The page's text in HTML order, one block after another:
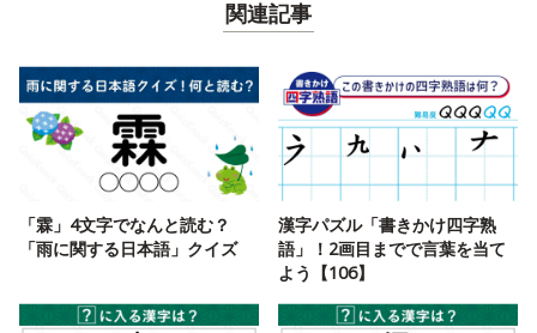
関連記事
「霖」4文字でなんと読む？
「雨に関する日本語」クイズ
漢字パズル「書きかけ四字熟
語」！2画目までで言葉を当て
よう【106】